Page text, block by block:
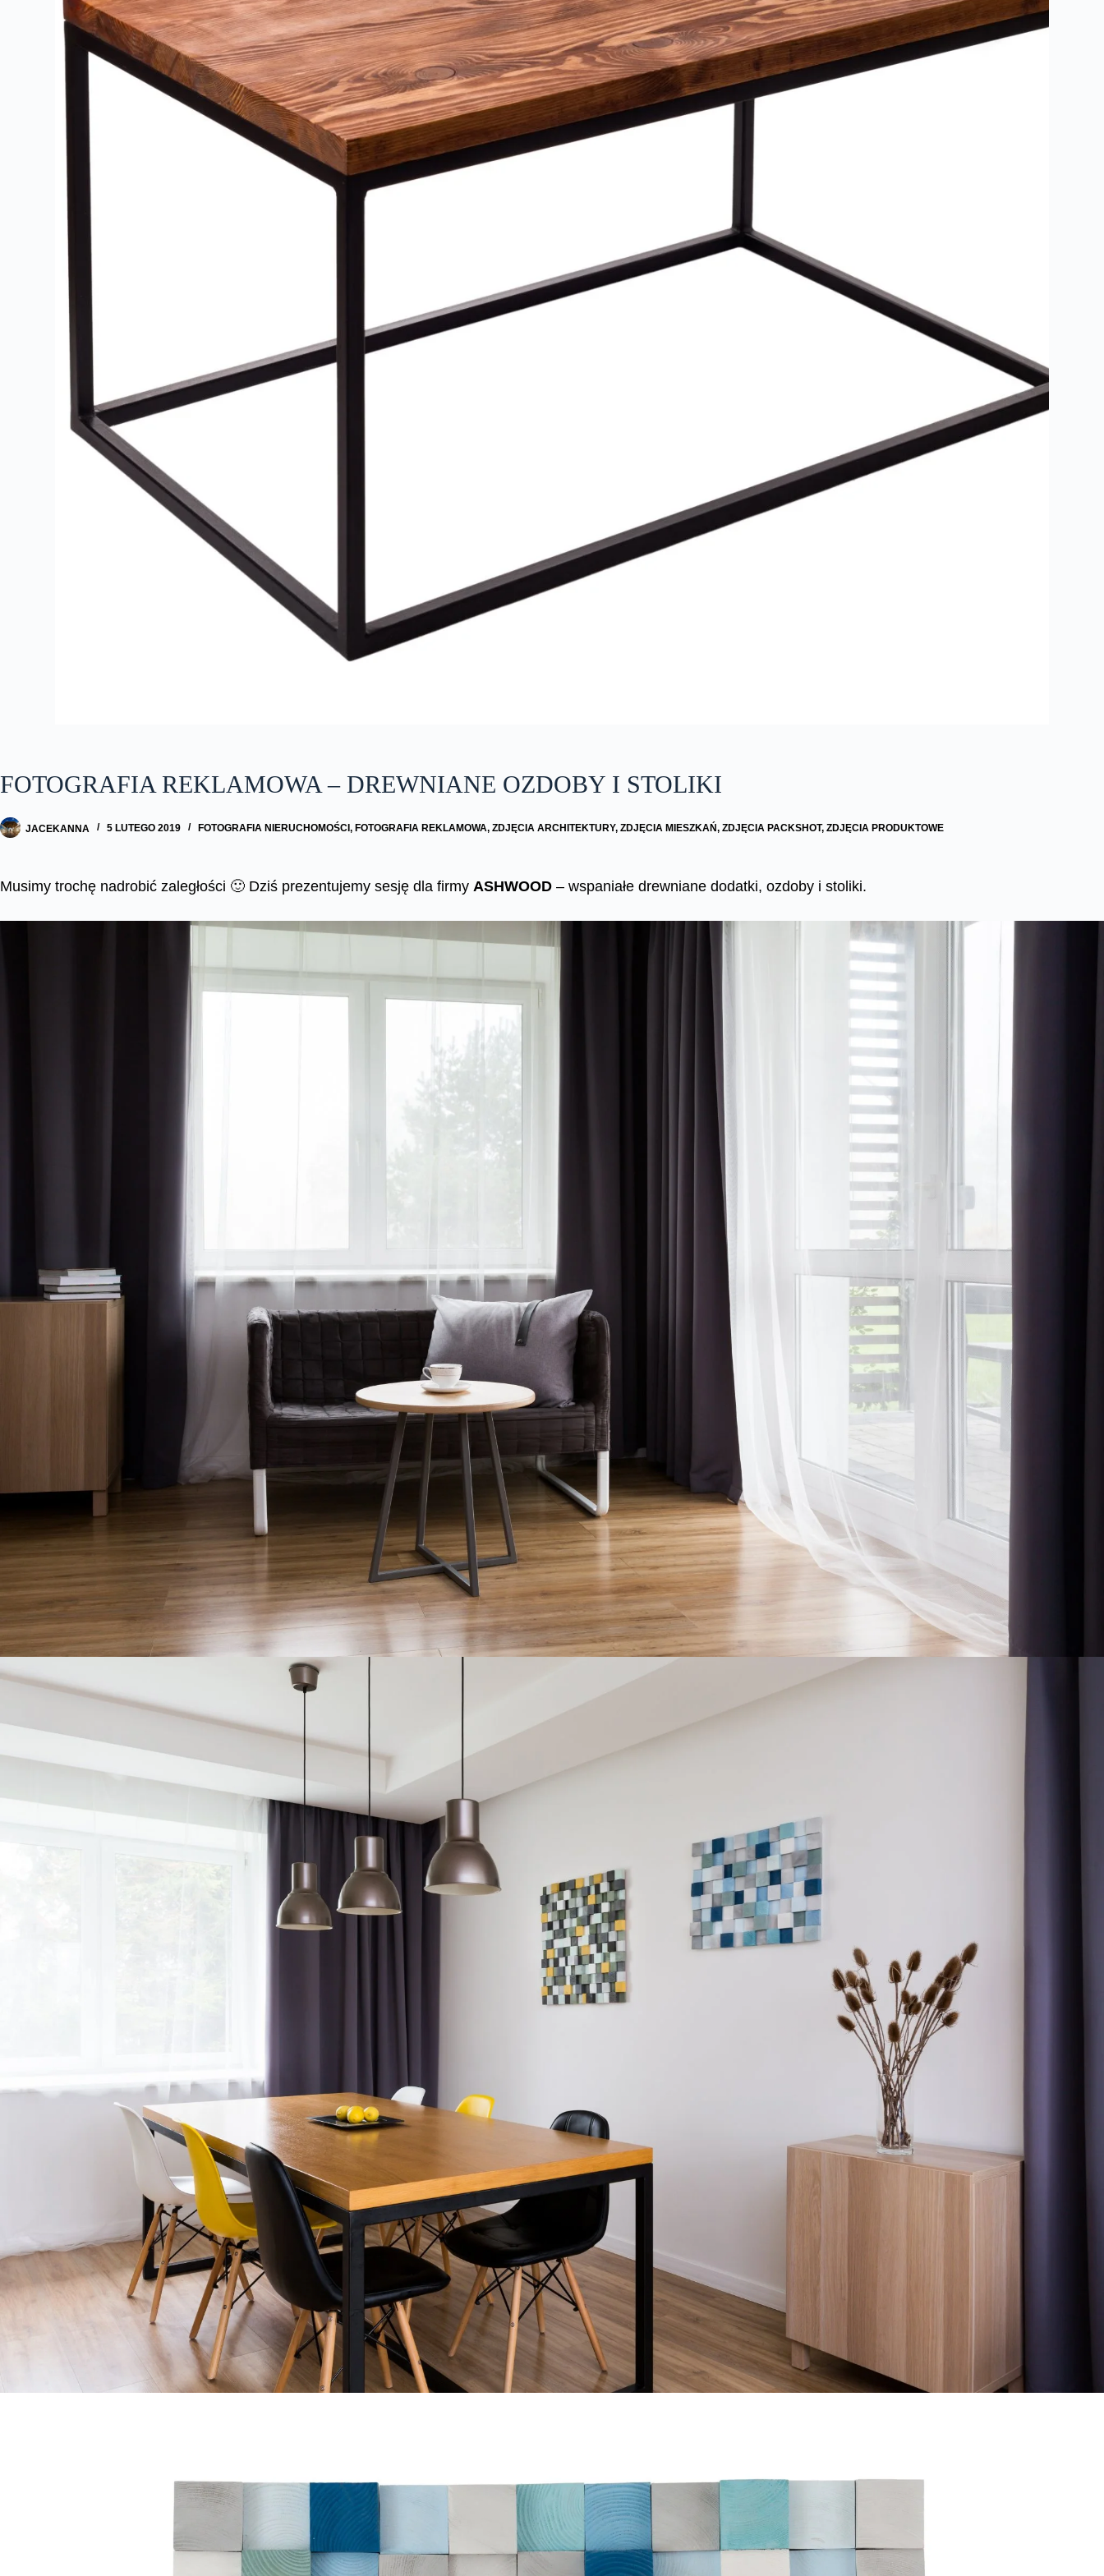
FOTOGRAFIA REKLAMOWA – DREWNIANE OZDOBY I STOLIKI
JACEKANNA 5 LUTEGO 2019 FOTOGRAFIA NIERUCHOMOŚCI , FOTOGRAFIA REKLAMOWA, ZDJĘCIA ARCHITEKTURY, ZDJĘCIA MIESZKAŃ, ZDJĘCIA PACKSHOT, ZDJĘCIA PRODUKTOWE
Musimy trochę nadrobić zaległości 🙂 Dziś prezentujemy sesję dla firmy ASHWOOD – wspaniałe drewniane dodatki, ozdoby i stoliki.